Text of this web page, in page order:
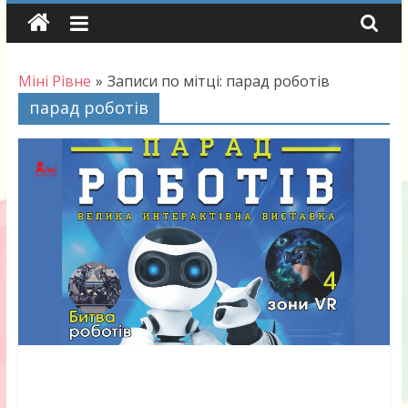
Skip
Міні Рівне » Записи по мітці: парад роботів
парад роботів